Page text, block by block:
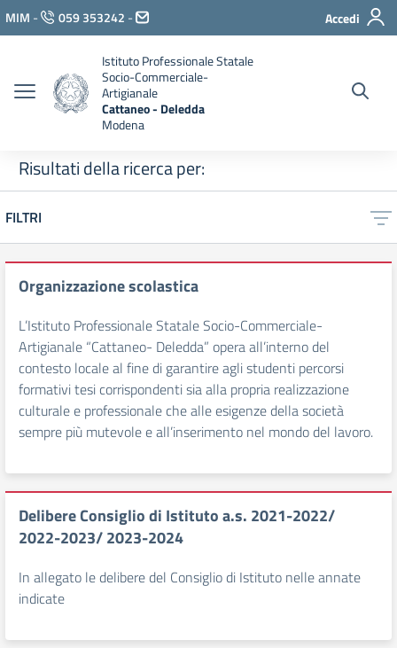
Vai ai contenuti
Vai al menu di navigazione
Vai al footer
MIM - 059 353242 - Accedi
Istituto Professionale Statale
Socio-Commerciale-
Artigianale
Cattaneo - Deledda
Modena
Risultati della ricerca per:
FILTRI
Organizzazione scolastica
L’Istituto Professionale Statale Socio-Commerciale-
Artigianale “Cattaneo- Deledda” opera all’interno del
contesto locale al fine di garantire agli studenti percorsi
formativi tesi corrispondenti sia alla propria realizzazione
culturale e professionale che alle esigenze della società
sempre più mutevole e all’inserimento nel mondo del lavoro.
Delibere Consiglio di Istituto a.s. 2021-2022/
2022-2023/ 2023-2024
In allegato le delibere del Consiglio di Istituto nelle annate
indicate